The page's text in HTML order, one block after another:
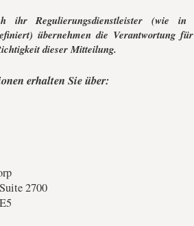
ihr Regulierungsdienstleister (wie in
übernehmen die Verantwortung
dieser Mitteilung.
erhalten Sie über:
2700